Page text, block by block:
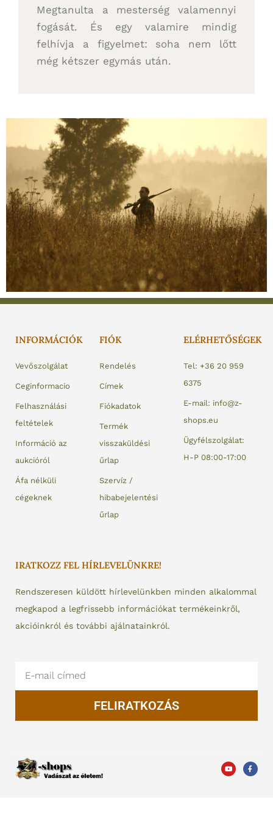
Megtanulta a mesterség valamennyi
fogását. És egy valamire mindig
felhívja a figyelmet: soha nem lőtt
még kétszer egymás után.
INFORMÁCIÓK
Vevőszolgálat
Ceginformacio
Felhasználási
feltételek
Információ az
aukcióról
Áfa nélküli
cégeknek
FIÓK
Rendelés
Címek
Fiókadatok
Termék
visszaküldési
űrlap
Szervíz /
hibabejelentési
űrlap
ELÉRHETŐSÉGEK
Tel: +36 20 959
6375
E-mail: info@z-
shops.eu
Ügyfélszolgálat:
H-P 08:00-17:00
IRATKOZZ FEL HÍRLEVELÜNKRE!
Rendszeresen küldött hírlevelünkben minden alkalommal
megkapod a legfrissebb információkat termékeinkről,
akcióinkról és további ajálnatainkról.
FELIRATKOZÁS
Y
o
u
F
a
c